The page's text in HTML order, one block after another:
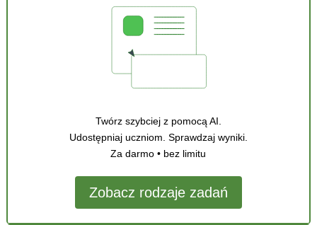
Twórz szybciej z pomocą AI.
Udostępniaj uczniom. Sprawdzaj wyniki.
Za darmo • bez limitu
Zobacz rodzaje zadań